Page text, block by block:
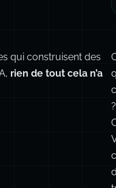
rien de tout cela n’a
?